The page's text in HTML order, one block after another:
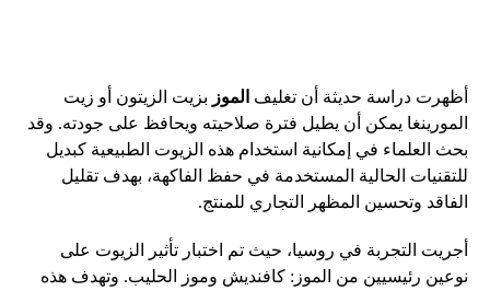
أظهرت دراسة حديثة أن تغليف الموز بزيت الزيتون أو زيت
المورينغا يمكن أن يطيل فترة صلاحيته ويحافظ على جودته. وقد
بحث العلماء في إمكانية استخدام هذه الزيوت الطبيعية كبديل
للتقنيات الحالية المستخدمة في حفظ الفاكهة، بهدف تقليل
الفاقد وتحسين المظهر التجاري للمنتج.
أجريت التجربة في روسيا، حيث تم اختبار تأثير الزيوت على
نوعين رئيسيين من الموز: كافنديش وموز الحليب. وتهدف هذه